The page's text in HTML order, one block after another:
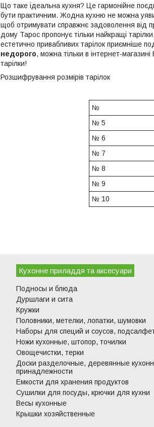
Що таке ідеальна кухня? Це гармонійне
бути практичним. Жодна кухню не можна
щоб отримувати справжнє задоволення від
дому Тарос пропонує тільки найкращі
естетично привабливих тарілок приємніше
недорого, можна тільки в інтернет-
тарілки!
Розшифрування розмірів тарілок
№
№ 5
№ 6
№ 7
№ 8
№ 9
№ 10
Кухонне приладдя та аксесуари
Подносы и блюда
Дуршлаги и сита
Кружки
Половники, метелки, лопатки, шумовки
Наборы для специй и соусов,
Ножи кухонные, штопор, точилки
Овощечистки, терки
Доски разделочные, деревянные
принадлежности
Емкости для хранения продуктов
Сушилки для посуды, крючки для кухни
Весы кухонные
Крышки хозяйственные